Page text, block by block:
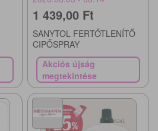
1 439,00 Ft
SANYTOL FERTŐTLENÍTŐ
CIPŐSPRAY
Akciós újság
megtekintése